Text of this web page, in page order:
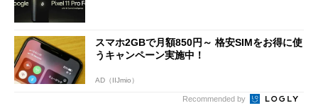
スマホ2GBで月額850円～ 格安SIMをお得に使
うキャンペーン実施中！
AD（IIJmio）
Recommended by